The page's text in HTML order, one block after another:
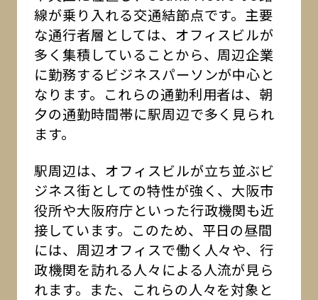
線が乗り入れる交通結節点です。主要
な通行者層としては、オフィスビルが
多く集積していることから、周辺企業
に勤務するビジネスパーソンが中心と
なります。これらの通勤利用者は、朝
夕の通勤時間帯に駅周辺で多く見られ
ます。
駅周辺は、オフィスビルが立ち並ぶビ
ジネス街としての特性が強く、大阪市
役所や大阪府庁といった行政機関も近
接しています。このため、平日の昼間
には、周辺オフィスで働く人々や、行
政機関を訪れる人々による人流が見ら
れます。また、これらの人々を対象と